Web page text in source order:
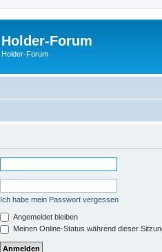
Holder-Forum
Holder-Forum
Ich habe mein Passwort vergessen
Angemeldet bleiben
Meinen Online-Status während dieser